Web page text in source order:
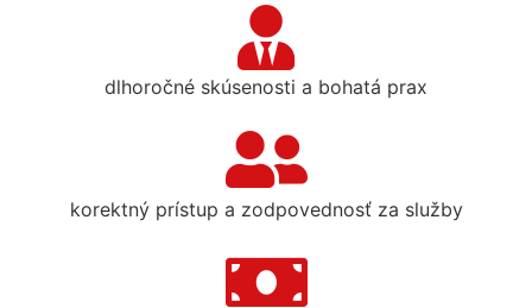
dlhoročné skúsenosti a bohatá prax
korektný prístup a zodpovednosť za služby